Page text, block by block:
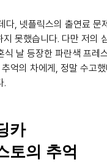
다, 넷플릭스의 출연료
못했습니다. 다만 저의
날 등장한 파란색 프레
억의 차에게, 정말 수고
.
카
토의 추억